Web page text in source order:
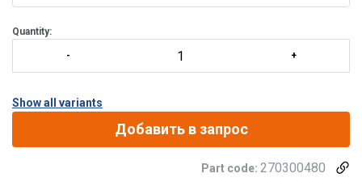
Quantity:
Show all variants
Добавить в запрос
Part code: 270300480